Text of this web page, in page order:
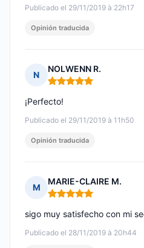
Publicado el 29/11/2019 à 22h17
Opinión traducida
N
NOLWENN R.
Nota: 5 de 5
Publicado el 29/11/2019 à 11h50
¡Perfecto!
Opinión traducida
M
MARIE-CLAIRE M.
Nota: 5 de 5
Publicado el 28/11/2019 à 20h44
sigo muy satisfecho con mi